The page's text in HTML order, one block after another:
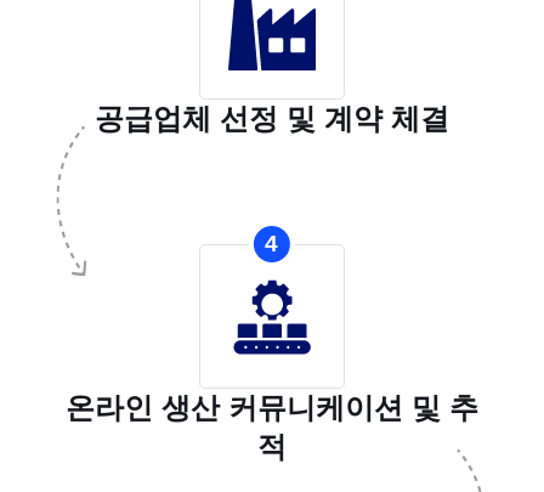
공급업체 선정 및 계약 체결
4
온라인 생산 커뮤니케이션 및 추
적